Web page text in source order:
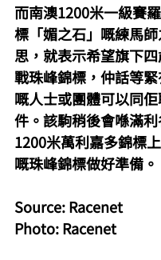
而南澳1200米一級賽
標「媚之石」嘅練馬
思，就表示希望旗下
戰珠峰錦標，仲話等
嘅人士或團體可以同
件。該駒稍後會喺滿
1200米萬利嘉多錦標
嘅珠峰錦標做好準備。
Source: Racenet
Photo: Racenet